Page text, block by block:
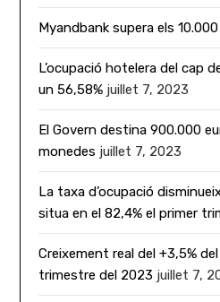
Myandbank supera els
L’ocupació hotelera del cap
un 56,58% juillet 7, 2023
El Govern destina 900.000
monedes juillet 7, 2023
La taxa d’ocupació
situa en el 82,4% el primer
Creixement real del +3,5%
trimestre del 2023 juillet 7,